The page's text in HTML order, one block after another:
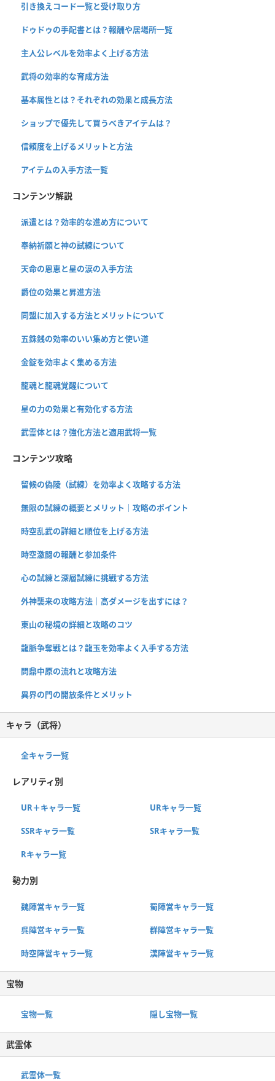
引き換えコード一覧と受け取り方
ドゥドゥの手配書とは？報酬や居場所一覧
主人公レベルを効率よく上げる方法
武将の効率的な育成方法
基本属性とは？それぞれの効果と成長方法
ショップで優先して買うべきアイテムは？
信頼度を上げるメリットと方法
アイテムの入手方法一覧
コンテンツ解説
派遣とは？効率的な進め方について
奉納祈願と神の試練について
天命の恩恵と星の涙の入手方法
爵位の効果と昇進方法
同盟に加入する方法とメリットについて
五銖銭の効率のいい集め方と使い道
金錠を効率よく集める方法
龍魂と龍魂覚醒について
星の力の効果と有効化する方法
武霊体とは？強化方法と適用武将一覧
コンテンツ攻略
留候の偽陵（試練）を効率よく攻略する方法
無限の試練の概要とメリット｜攻略のポイント
時空乱武の詳細と順位を上げる方法
時空激闘の報酬と参加条件
心の試練と深層試練に挑戦する方法
外神襲来の攻略方法｜高ダメージを出すには？
東山の秘境の詳細と攻略のコツ
龍脈争奪戦とは？龍玉を効率よく入手する方法
問鼎中原の流れと攻略方法
異界の門の開放条件とメリット
キャラ（武将）
全キャラ一覧
レアリティ別
UR＋キャラ一覧 URキャラ一覧
SSRキャラ一覧 SRキャラ一覧
Rキャラ一覧
勢力別
魏陣営キャラ一覧 蜀陣営キャラ一覧
呉陣営キャラ一覧 群陣営キャラ一覧
時空陣営キャラ一覧 漢陣営キャラ一覧
宝物
宝物一覧 隠し宝物一覧
武霊体
武霊体一覧